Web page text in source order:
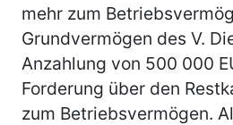
mehr zum
Grundvermögen des V.
Anzahlung von 500 000
Forderung über den
zum Betriebsvermögen.